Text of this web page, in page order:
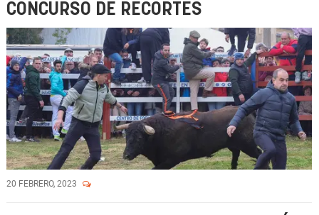
CONCURSO DE RECORTES
20 FEBRERO, 2023